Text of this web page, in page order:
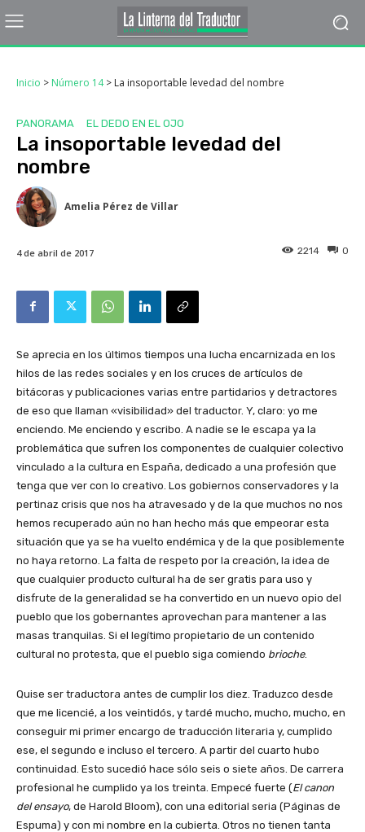
Inicio > Número 14> La insoportable levedad del nombre
PANORAMA EL DEDO EN EL OJO
La insoportable levedad del
nombre
Amelia Pérez de Villar
4 de abril de 2017 0
2214
Se aprecia en los últimos tiempos una lucha encarnizada en los
hilos de las redes sociales y en los cruces de artículos de
bitácoras y publicaciones varias entre partidarios y detractores
de eso que llaman «visibilidad» del traductor. Y, claro: yo me
enciendo. Me enciendo y escribo. A nadie se le escapa ya la
problemática que sufren los componentes de cualquier colectivo
vinculado a la cultura en España, dedicado a una profesión que
tenga que ver con lo creativo. Los gobiernos conservadores y la
pertinaz crisis que nos ha atravesado y de la que muchos no nos
hemos recuperado aún no han hecho más que empeorar esta
situación que ya se ha vuelto endémica y de la que posiblemente
no haya retorno. La falta de respeto por la creación, la idea de
que cualquier producto cultural ha de ser gratis para uso y
disfrute de la generalidad se ha convertido en un nuevo opio del
pueblo que los gobernantes aprovechan para mantener a las
masas tranquilas. Si el legítimo propietario de un contenido
cultural no protesta, que el pueblo siga comiendo brioche.
Quise ser traductora antes de cumplir los diez. Traduzco desde
que me licencié, a los veintidós, y tardé mucho, mucho, mucho, en
conseguir mi primer encargo de traducción literaria y, cumplido
ese, el segundo e incluso el tercero. A partir del cuarto hubo
continuidad. Esto sucedió hace sólo seis o siete años. De carrera
profesional he cumplido ya los treinta. Empecé fuerte (El canon
del ensayo, de Harold Bloom), con una editorial seria (Páginas de
Espuma) y con mi nombre en la cubierta. Otros no tienen tanta